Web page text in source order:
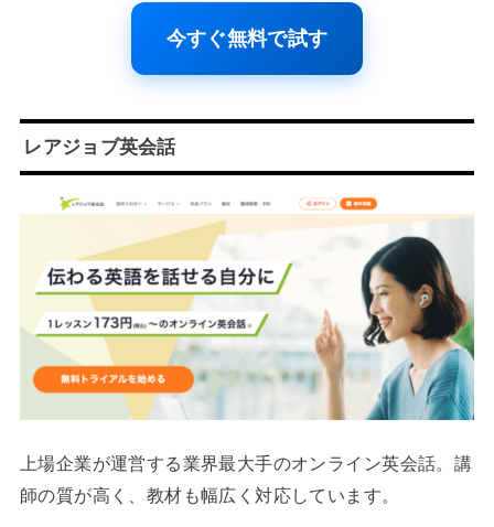
今すぐ無料で試す
レアジョブ英会話
上場企業が運営する業界最大手のオンライン英会話。講
師の質が高く、教材も幅広く対応しています。